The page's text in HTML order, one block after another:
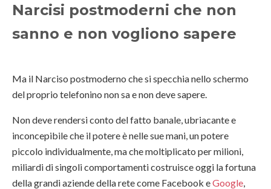
Narcisi postmoderni che non
sanno e non vogliono sapere
Ma il Narciso postmoderno che si specchia nello schermo
del proprio telefonino non sa e non deve sapere.
Non deve rendersi conto del fatto banale, ubriacante e
inconcepibile che il potere è nelle sue mani, un potere
piccolo individualmente, ma che moltiplicato per milioni,
miliardi di singoli comportamenti costruisce oggi la fortuna
della grandi aziende della rete come Facebook eGoogle